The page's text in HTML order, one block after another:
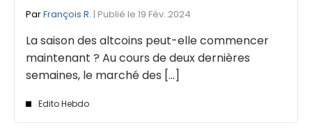
ParFrançois R. | Publié le 19 Fév. 2024
La saison des altcoins peut-elle commencer
maintenant ? Au cours de deux dernières
semaines, le marché des [...]
Edito Hebdo